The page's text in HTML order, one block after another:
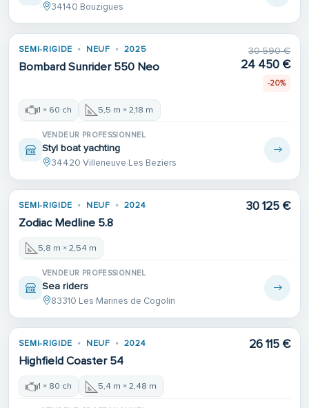
34140 Bouzigues
SEMI-RIGIDE NEUF 2025
Bombard Sunrider 550 Neo
30 590 €
24 450 €
-20%
1 × 60 ch 5,5 m × 2,18 m
VENDEUR PROFESSIONNEL
Styl boat yachting
34420 Villeneuve Les Beziers
SEMI-RIGIDE NEUF 2024
Zodiac Medline 5.8
30 125 €
5,8 m × 2,54 m
VENDEUR PROFESSIONNEL
Sea riders
83310 Les Marines de Cogolin
SEMI-RIGIDE NEUF 2024
Highfield Coaster 54
26 115 €
1 × 80 ch 5,4 m × 2,48 m